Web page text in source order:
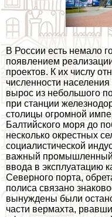
В России есть немало
появлением
проектов. К их числу
численности
вырос из небольшого
при станции
столицы огромной
Балтийского моря до
несколько окрестных
социалистической
важный промышленный
ввода в эксплуатацию
Северного порта,
полиса связано
вынуждены были
части вермахта,